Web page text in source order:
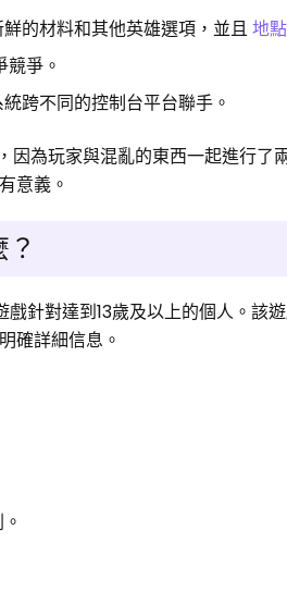
的材料和其他英雄選項，並且地點
爭。
跨不同的控制台平台聯手。
為玩家與混亂的東西一起進行了
意義。
針對達到13歲及以上的個人。該
確詳細信息。